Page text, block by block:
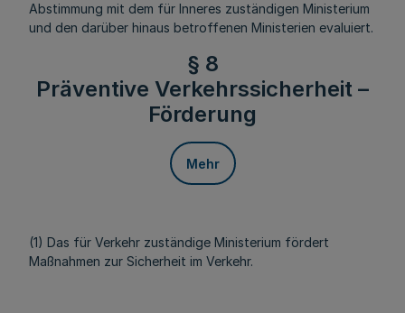
Abstimmung mit dem für Inneres zuständigen Ministerium
und den darüber hinaus betroffenen Ministerien evaluiert.
§ 8
Präventive Verkehrssicherheit –
Förderung
Mehr
(1) Das für Verkehr zuständige Ministerium fördert
Maßnahmen zur Sicherheit im Verkehr.